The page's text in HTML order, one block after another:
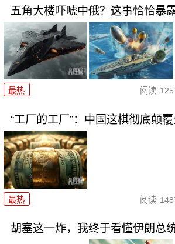
五角大楼吓唬中俄？这事恰恰暴
最热 阅读
“工厂的工厂”：中国这棋彻底颠
最热 阅读
胡塞这一炸，我终于看懂伊朗总